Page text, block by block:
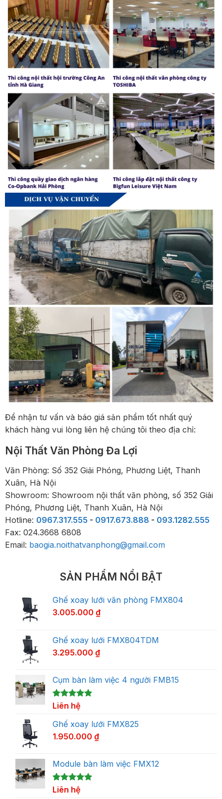
Để nhận tư vấn và báo giá sản phẩm tốt nhất quý
khách hàng vui lòng liên hệ chúng tôi theo địa chỉ:
Nội Thất Văn Phòng Đa Lợi
Văn Phòng: Số 352 Giải Phóng, Phương Liệt, Thanh
Xuân, Hà Nội
Showroom: Showroom nội thất văn phòng, số 352 Giải
Phóng, Phương Liệt, Thanh Xuân, Hà Nội
Hotline: 0967.317.555 - 0917.673.888 - 093.1282.555
Fax: 024.3668 6808
Email: baogia.noithatvanphong@gmail.com
SẢN PHẨM NỔI BẬT
Ghế xoay lưới văn phòng FMX804
3.005.000 ₫
Ghế xoay lưới FMX804TDM
3.295.000 ₫
Cụm bàn làm việc 4 người FMB15
5.00trên 5
dựa trên
1
đánh giá
Liên hệ
Ghế xoay lưới FMX825
1.950.000 ₫
Module bàn làm việc FMX12
5.00trên 5
dựa trên
1Liên hệ